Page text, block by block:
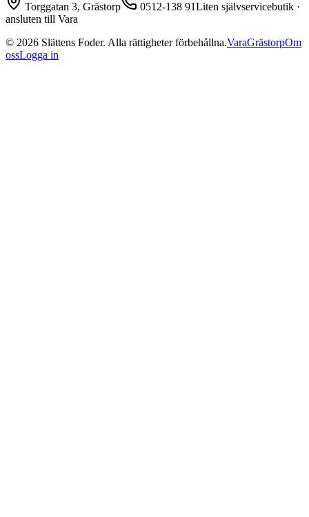
Torggatan 3, Grästorp 0512-138 91Liten självservicebutik ·
ansluten till Vara
© 2026 Slättens Foder. Alla rättigheter förbehållna.VaraGrästorpOm
ossLogga in